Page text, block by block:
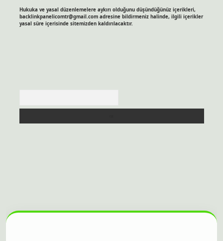
Hukuka ve yasal düzenlemelere aykırı olduğunu düşündüğünüz içerikleri,
backlinkpanelicomtr@gmail.comadresine bildirmeniz halinde, ilgili içerikler
yasal süre içerisinde sitemizden kaldırılacaktır.